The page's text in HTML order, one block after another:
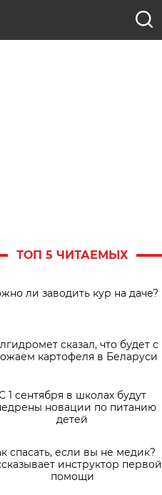
ТОП 5 ЧИТАЕМЫХ
ли заводить кур на даче?
сказал, что будет с
картофеля в Беларуси
1 сентября в школах будут
новации по питанию
детей
спасать, если вы не медик?
инструктор первой
помощи